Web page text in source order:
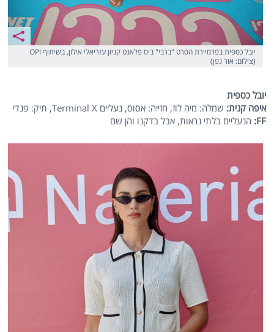
יובל כספית בפרמיירת הסרט "ברבי" ביס פלאנט קניון עזריאלי אילון, בשיתוף OPI
(צילום: אור גפן)
יובל כספית
איפה קנית: שמלה: מיה לוז, חזייה: אסוס, נעליים Terminal X, תיק: פנדי
FF
: הנעליים בלתי נראות, אבל בדקנו והן שם